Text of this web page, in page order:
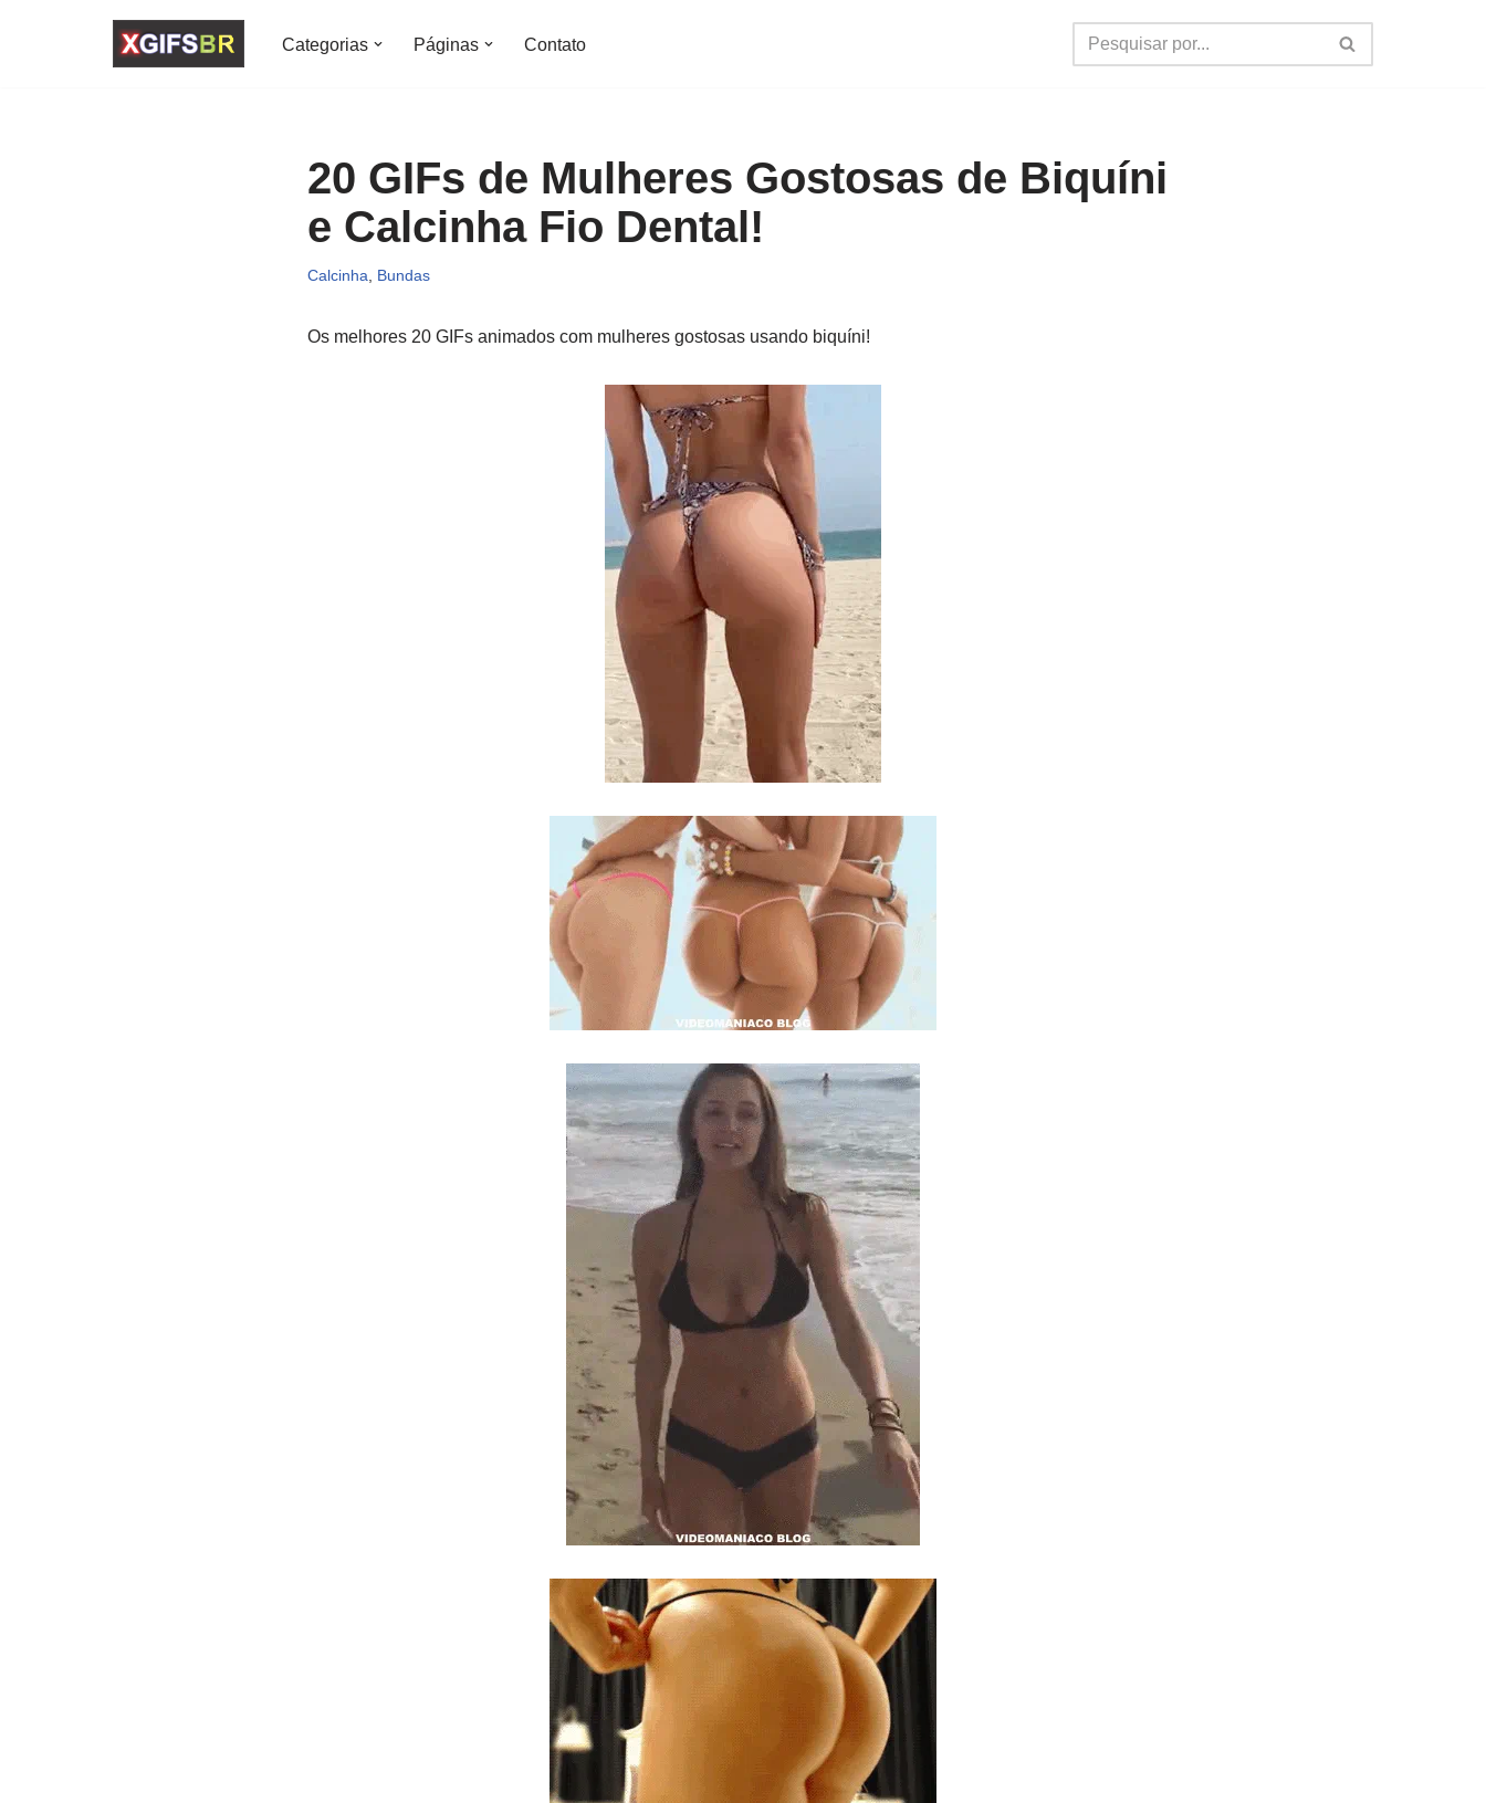
Categorias Páginas Contato
20 GIFs de Mulheres Gostosas de Biquíni
e Calcinha Fio Dental!
Calcinha Bundas
Os melhores 20 GIFs animados com mulheres gostosas usando biquíni!